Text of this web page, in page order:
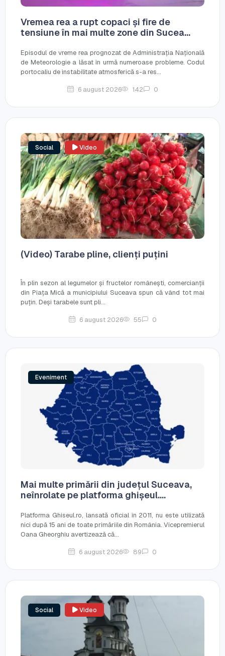
Vremea rea a rupt copaci și fire de
tensiune în mai multe zone din Sucea...
Episodul de vreme rea prognozat de Administrația Națională
de Meteorologie a lăsat în urmă numeroase probleme. Codul
portocaliu de instabilitate atmosferică s-a res...
6 august 2026 142 0
Social Video
(Video) Tarabe pline, clienți puțini
În plin sezon al legumelor și fructelor românești, comercianții
din Piața Mică a municipiului Suceava spun că vând tot mai
puțin. Deși tarabele sunt pli...
6 august 2026 55 0
Eveniment
Mai multe primării din județul Suceava,
neînrolate pe platforma ghișeul....
Platforma Ghiseul.ro, lansată oficial în 2011, nu este utilizată
nici după 15 ani de toate primăriile din România. Vicepremierul
Oana Gheorghiu avertizează că...
6 august 2026 89 0
Social Video